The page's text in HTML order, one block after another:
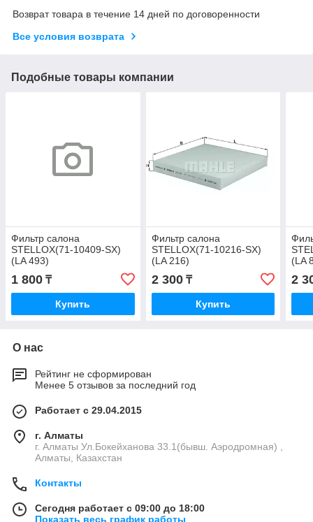
Возврат товара в течение 14 дней по договоренности
Все условия возврата
Подобные товары компании
Фильтр салона
STELLOX(71-10409-SX)
(LA 493)
1 800 ₸
Купить
Фильтр салона
STELLOX(71-10216-SX)
(LA 216)
2 300₸
Купить
(LA
2
О нас
Рейтинг не сформирован
Менее 5 отзывов за последний год
Работает с 29.04.2015
г. Алматы
г. Алматы Ул.Бокейханова 33.1(бывш. Аэродромная) ,
Алматы, Казахстан
Контакты
Сегодня работает с 09:00 до 18:00
Показать весь график работы